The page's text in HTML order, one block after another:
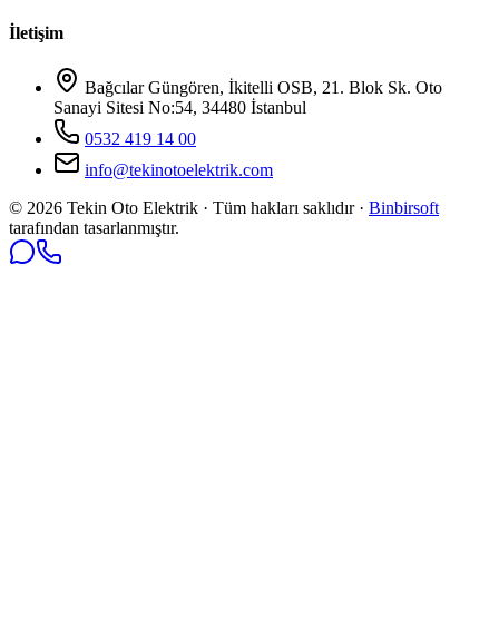
İletişim
Bağcılar Güngören, İkitelli OSB, 21. Blok Sk. Oto
Sanayi Sitesi No:54, 34480 İstanbul
0532 419 14 00
info@tekinotoelektrik.com
© 2026 Tekin Oto Elektrik · Tüm hakları saklıdır · Binbirsoft
tarafından tasarlanmıştır.